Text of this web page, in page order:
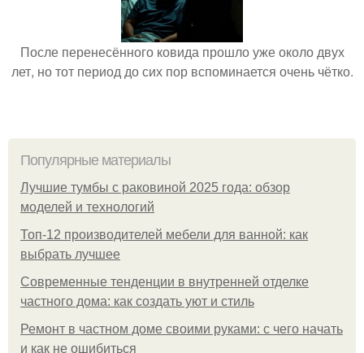
После перенесённого ковида прошло уже около двух
лет, но тот период до сих пор вспоминается очень чётко.
Популярные материалы
Лучшие тумбы с раковиной 2025 года: обзор
моделей и технологий
Топ-12 производителей мебели для ванной: как
выбрать лучшее
Современные тенденции в внутренней отделке
частного дома: как создать уют и стиль
Ремонт в частном доме своими руками: с чего начать
и как не ошибиться